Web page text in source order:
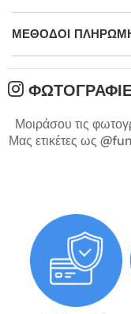
ΜΕΘΌΔΟΙ
Μοιράσου τις
Μας ετικέτες ως